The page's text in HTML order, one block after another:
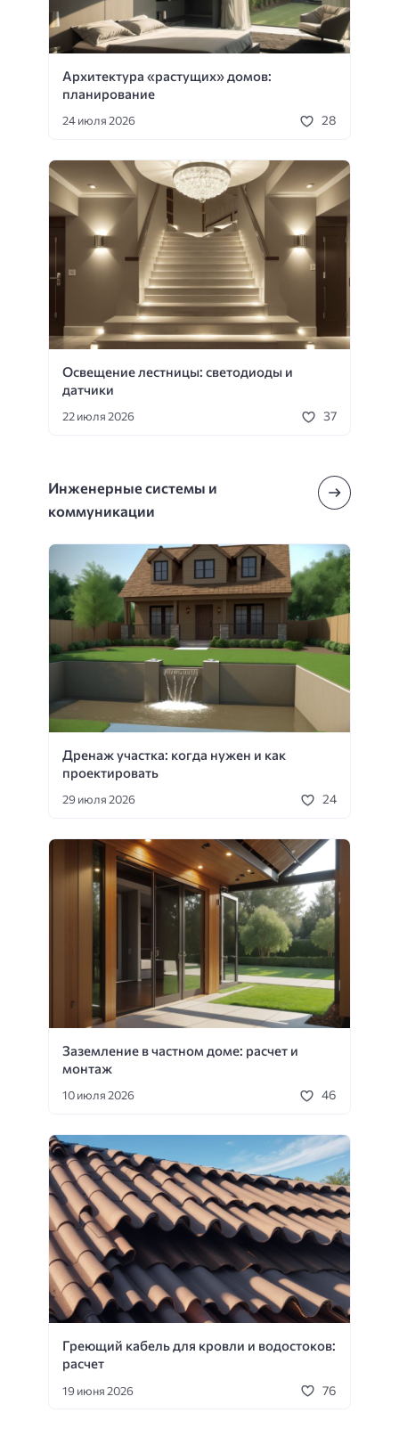
Архитектура «растущих» домов:
планирование
24 июля 2026 28
Освещение лестницы: светодиоды и
датчики
22 июля 2026 37
Инженерные системы и
коммуникации
Дренаж участка: когда нужен и как
проектировать
29 июля 2026 24
Заземление в частном доме: расчет и
монтаж
10 июля 2026 46
Греющий кабель для кровли и водостоков:
расчет
19 июня 2026 76